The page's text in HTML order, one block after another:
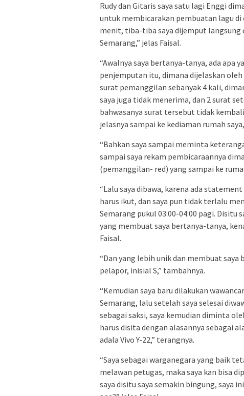
Rudy dan Gitaris saya satu lagi Enggi
untuk membicarakan pembuatan lagu
menit, tiba-tiba saya dijemput
Semarang,” jelas Faisal.
“Awalnya saya bertanya-tanya, ada apa
penjemputan itu, dimana dijelaskan
surat pemanggilan sebanyak 4 kali,
saya juga tidak menerima, dan 2 surat
bahwasanya surat tersebut tidak
jelasnya sampai ke kediaman rumah
“Bahkan saya sampai meminta
sampai saya rekam pembicaraannya
(pemanggilan- red) yang sampai ke
“Lalu saya dibawa, karena ada
harus ikut, dan saya pun tidak terlalu
Semarang pukul 03:00-04:00 pagi. Disitu
yang membuat saya bertanya-tanya,
Faisal.
“Dan yang lebih unik dan membuat
pelapor, inisial S,” tambahnya.
“Kemudian saya baru dilakukan
Semarang, lalu setelah saya selesai
sebagai saksi, saya kemudian diminta
harus disita dengan alasannya sebagai
adala Vivo Y-22,” terangnya.
“Saya sebagai warganegara yang baik
melawan petugas, maka saya kan bisa
saya disitu saya semakin bingung, saya